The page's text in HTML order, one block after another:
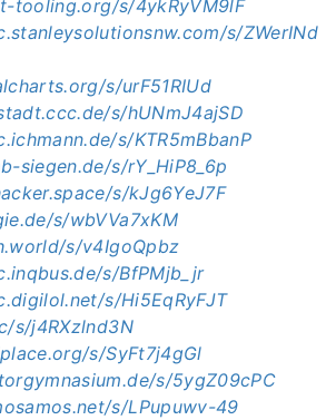
tooling.org/s/4ykRyVM9lF
s/ZWerINd
s/urF51RIUd
s/hUNmJ4ajSD
s/KTR5mBbanP
siegen.de/s/rY_HiP8_6p
s/kJg6YeJ7F
s/wbVVa7xKM
s/v4IgoQpbz
s/BfPMjb_jr
s/Hi5EqRyFJT
s/j4RXzlnd3N
s/SyFt7j4gGl
s/5ygZ09cPC
s/LPupuwv-49